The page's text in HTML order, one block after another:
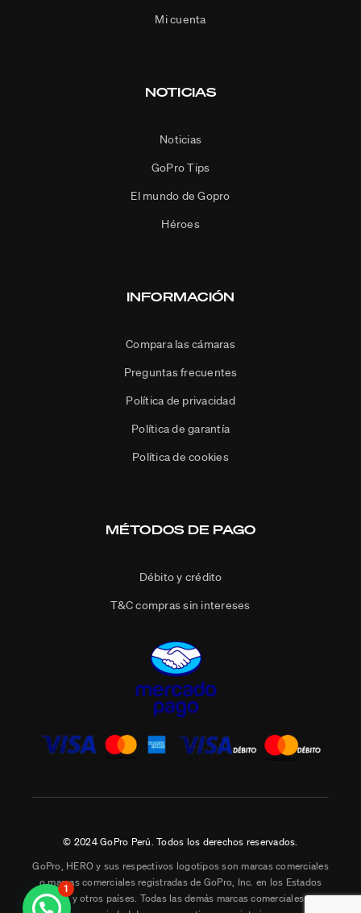
Mi cuenta
NOTICIAS
Noticias
GoPro Tips
El mundo de Gopro
Héroes
INFORMACIÓN
Compara las cámaras
Preguntas frecuentes
Política de privacidad
Política de garantía
Política de cookies
MÉTODOS DE PAGO
Débito y crédito
T&C compras sin intereses
© 2024 GoPro Perú. Todos los derechos reservados.
GoPro, HERO y sus respectivos logotipos son marcas comerciales
o marcas comerciales registradas de GoPro, Inc. en los Estados
Unidos y otros países. Todas las demás marcas comerciales son
1